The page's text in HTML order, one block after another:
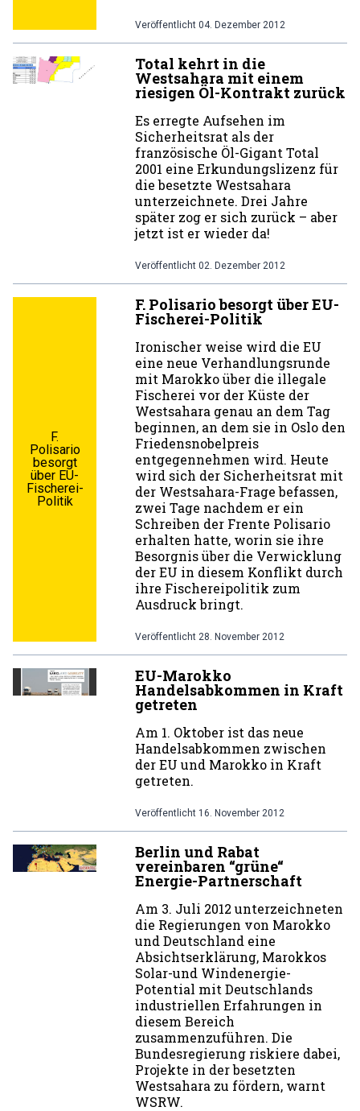
Veröffentlicht 04. Dezember 2012
Total kehrt in die
Westsahara mit einem
riesigen Öl-Kontrakt zurück
Es erregte Aufsehen im
Sicherheitsrat als der
französische Öl-Gigant Total
2001 eine Erkundungslizenz für
die besetzte Westsahara
unterzeichnete. Drei Jahre
später zog er sich zurück – aber
jetzt ist er wieder da!
Veröffentlicht 02. Dezember 2012
F.
Polisario
besorgt
über EU-
Fischerei-
Politik
F. Polisario besorgt über EU-
Fischerei-Politik
Ironischer weise wird die EU
eine neue Verhandlungsrunde
mit Marokko über die illegale
Fischerei vor der Küste der
Westsahara genau an dem Tag
beginnen, an dem sie in Oslo den
Friedensnobelpreis
entgegennehmen wird. Heute
wird sich der Sicherheitsrat mit
der Westsahara-Frage befassen,
zwei Tage nachdem er ein
Schreiben der Frente Polisario
erhalten hatte, worin sie ihre
Besorgnis über die Verwicklung
der EU in diesem Konflikt durch
ihre Fischereipolitik zum
Ausdruck bringt.
Veröffentlicht 28. November 2012
EU-Marokko
Handelsabkommen in Kraft
getreten
Am 1. Oktober ist das neue
Handelsabkommen zwischen
der EU und Marokko in Kraft
getreten.
Veröffentlicht 16. November 2012
Berlin und Rabat
vereinbaren “grüne“
Energie-Partnerschaft
Am 3. Juli 2012 unterzeichneten
die Regierungen von Marokko
und Deutschland eine
Absichtserklärung, Marokkos
Solar-und Windenergie-
Potential mit Deutschlands
industriellen Erfahrungen in
diesem Bereich
zusammenzuführen. Die
Bundesregierung riskiere dabei,
Projekte in der besetzten
Westsahara zu fördern, warnt
WSRW.